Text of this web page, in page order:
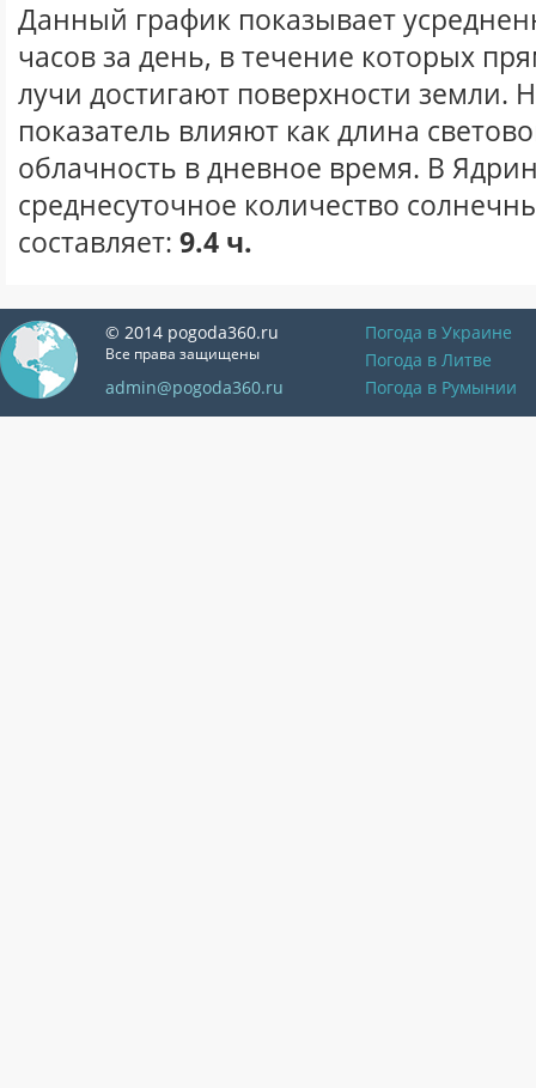
Данный график показывает
часов за день, в течение которых
лучи достигают поверхности земли.
показатель влияют как длина
облачность в дневное время. В
среднесуточное количество
составляет: 9.4 ч.
© 2014 pogoda360.ru
Все права защищены
admin@pogoda360.ru
Погода в Украине
Погода в Литве
Погода в Румынии